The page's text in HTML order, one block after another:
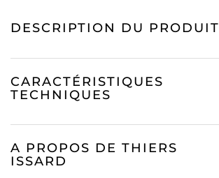
DESCRIPTION DU PRODUIT
CARACTÉRISTIQUES
TECHNIQUES
A PROPOS DE THIERS
ISSARD